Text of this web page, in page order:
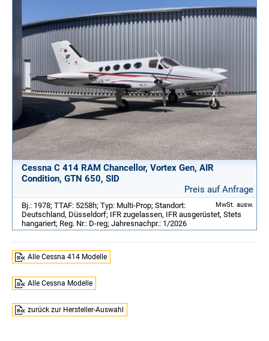
Cessna C 414 RAM Chancellor, Vortex Gen, AIR
Condition, GTN 650, SID
Preis auf Anfrage
MwSt. ausw.
Bj.: 1978; TTAF: 5258h; Typ: Multi-Prop; Standort:
Deutschland, Düsseldorf; IFR zugelassen, IFR ausgerüstet, Stets
hangariert; Reg. Nr.: D-reg; Jahresnachpr.: 1/2026
Alle Cessna 414 Modelle
Alle Cessna Modelle
zurück zur Hersteller-Auswahl